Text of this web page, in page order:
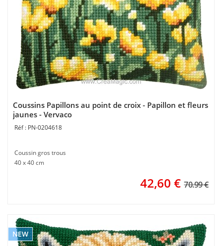
Coussins Papillons au point de croix - Papillon et fleurs
jaunes - Vervaco
PN-0204618
Coussin gros trous
40 x 40 cm
42,60 € 70.99 €
NEW